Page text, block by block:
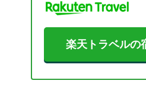
楽天トラベルの